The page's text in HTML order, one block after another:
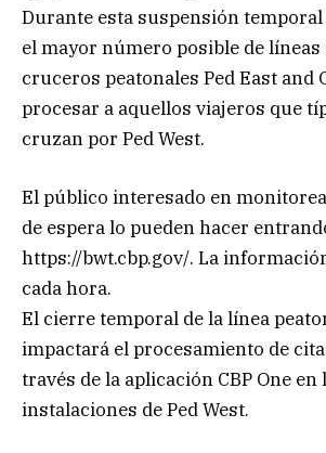
Durante esta suspensión temporal
el mayor número posible de líneas
cruceros peatonales Ped East and
procesar a aquellos viajeros que
cruzan por Ped West.
El público interesado en
de espera lo pueden hacer
https://bwt.cbp.gov/. La
cada hora.
El cierre temporal de la línea
impactará el procesamiento de
través de la aplicación CBP One en
instalaciones de Ped West.